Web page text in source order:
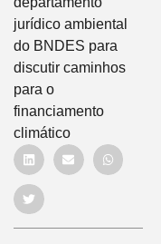
jurídico ambiental
do BNDES para
discutir caminhos
para o
financiamento
climático